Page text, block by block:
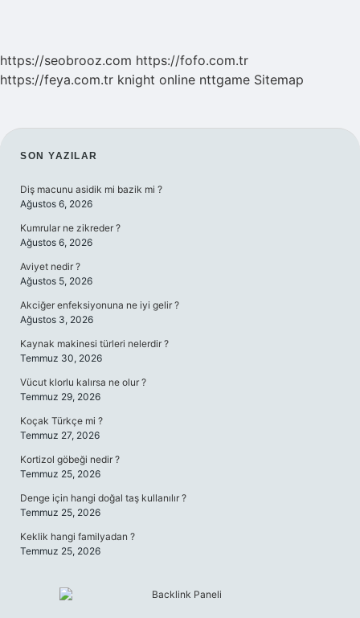
https://seobrooz.com https://fofo.com.tr
https://feya.com.tr knight online nttgame Sitemap
SIDEBAR
SON YAZILAR
Diş macunu asidik mi bazik mi ?
Ağustos 6, 2026
Kumrular ne zikreder ?
Ağustos 6, 2026
Aviyet nedir ?
Ağustos 5, 2026
Akciğer enfeksiyonuna ne iyi gelir ?
Ağustos 3, 2026
Kaynak makinesi türleri nelerdir ?
Temmuz 30, 2026
Vücut klorlu kalırsa ne olur ?
Temmuz 29, 2026
Koçak Türkçe mi ?
Temmuz 27, 2026
Kortizol göbeği nedir ?
Temmuz 25, 2026
Denge için hangi doğal taş kullanılır ?
Temmuz 25, 2026
Keklik hangi familyadan ?
Temmuz 25, 2026